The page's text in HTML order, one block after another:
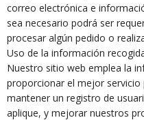
correo electrónica e
sea necesario podrá ser
procesar algún pedido o
Uso de la información
Nuestro sitio web emplea la
proporcionar el mejor
mantener un registro de
aplique, y mejorar nuestros